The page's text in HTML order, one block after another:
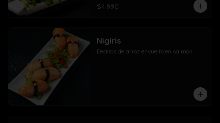
$4.990
Nigiris
Deditos de arroz envuelto en salmón